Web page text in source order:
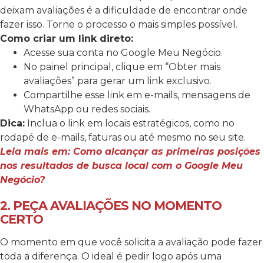
deixam avaliações é a dificuldade de encontrar onde
fazer isso. Torne o processo o mais simples possível.
Como criar um link direto:
Acesse sua conta no Google Meu Negócio.
No painel principal, clique em “Obter mais
avaliações” para gerar um link exclusivo.
Compartilhe esse link em e-mails, mensagens de
WhatsApp ou redes sociais.
Dica: Inclua o link em locais estratégicos, como no
rodapé de e-mails, faturas ou até mesmo no seu site.
Leia mais em: Como alcançar as primeiras posições
nos resultados de busca local com o Google Meu
Negócio?
2. PEÇA AVALIAÇÕES NO MOMENTO
CERTO
O momento em que você solicita a avaliação pode fazer
toda a diferença. O ideal é pedir logo após uma